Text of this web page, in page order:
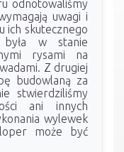
odnotowaliśmy
uwagi i
ich skutecznego
była w stanie
rysami na
Z drugiej
budowlaną za
stwierdziliśmy
ani innych
wylewek
może być